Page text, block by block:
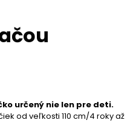
určený nie len pre deti.
od veľkosti 110 cm/4 roky až